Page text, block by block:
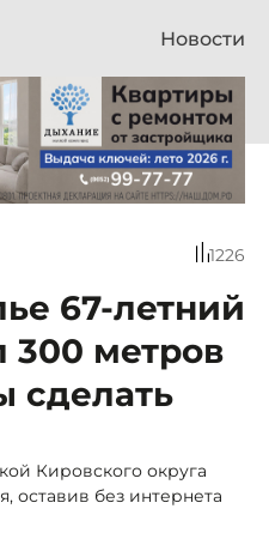
Новости
1226
67-летний
300 метров
сделать
Кировского округа
оставив без интернета